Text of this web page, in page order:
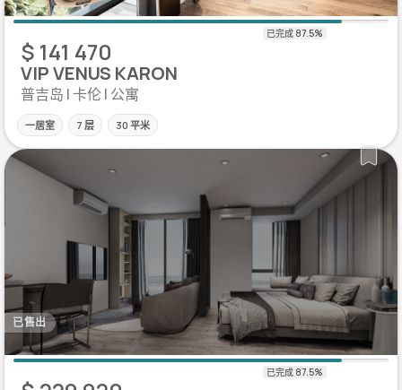
$ 141 470
VIP VENUS KARON
普吉岛 | 卡伦 | 公寓
一居室 7 层 30 平米
已售出